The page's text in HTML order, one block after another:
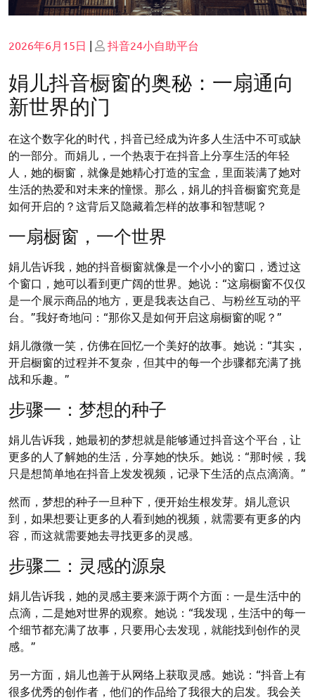
Posted
2026年6月15日 | Posted
抖音24小自助平台
娟儿抖音橱窗的奥秘：一扇通向
新世界的门
在这个数字化的时代，抖音已经成为许多人生活中不可或缺
的一部分。而娟儿，一个热衷于在抖音上分享生活的年轻
人，她的橱窗，就像是她精心打造的宝盒，里面装满了她对
生活的热爱和对未来的憧憬。那么，娟儿的抖音橱窗究竟是
如何开启的？这背后又隐藏着怎样的故事和智慧呢？
一扇橱窗，一个世界
娟儿告诉我，她的抖音橱窗就像是一个小小的窗口，透过这
个窗口，她可以看到更广阔的世界。她说：“这扇橱窗不仅仅
是一个展示商品的地方，更是我表达自己、与粉丝互动的平
台。”我好奇地问：“那你又是如何开启这扇橱窗的呢？”
娟儿微微一笑，仿佛在回忆一个美好的故事。她说：“其实，
开启橱窗的过程并不复杂，但其中的每一个步骤都充满了挑
战和乐趣。”
步骤一：梦想的种子
娟儿告诉我，她最初的梦想就是能够通过抖音这个平台，让
更多的人了解她的生活，分享她的快乐。她说：“那时候，我
只是想简单地在抖音上发发视频，记录下生活的点点滴滴。”
然而，梦想的种子一旦种下，便开始生根发芽。娟儿意识
到，如果想要让更多的人看到她的视频，就需要有更多的内
容，而这就需要她去寻找更多的灵感。
步骤二：灵感的源泉
娟儿告诉我，她的灵感主要来源于两个方面：一是生活中的
点滴，二是她对世界的观察。她说：“我发现，生活中的每一
个细节都充满了故事，只要用心去发现，就能找到创作的灵
感。”
另一方面，娟儿也善于从网络上获取灵感。她说：“抖音上有
很多优秀的创作者，他们的作品给了我很大的启发。我会关